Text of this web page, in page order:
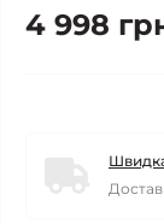
4 998